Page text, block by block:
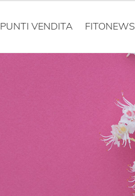
PUNTI VENDITA FITONEWS